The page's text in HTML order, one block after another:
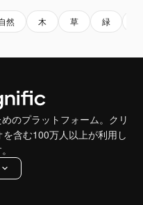
然 木 草 緑
のプラットフォーム。クリ
含む100万人以上が利用し